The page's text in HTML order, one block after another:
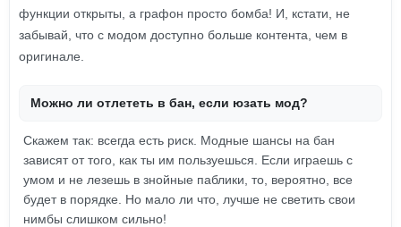
функции открыты, а графон просто бомба! И, кстати, не
забывай, что с модом доступно больше контента, чем в
оригинале.
Можно ли отлететь в бан, если юзать мод?
Скажем так: всегда есть риск. Модные шансы на бан
зависят от того, как ты им пользуешься. Если играешь с
умом и не лезешь в знойные паблики, то, вероятно, все
будет в порядке. Но мало ли что, лучше не светить свои
нимбы слишком сильно!